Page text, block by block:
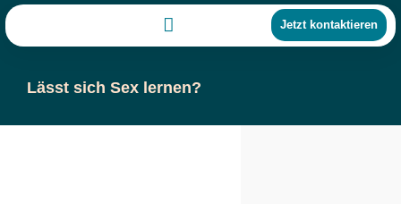
Jetzt kontaktieren
Lässt sich Sex lernen?